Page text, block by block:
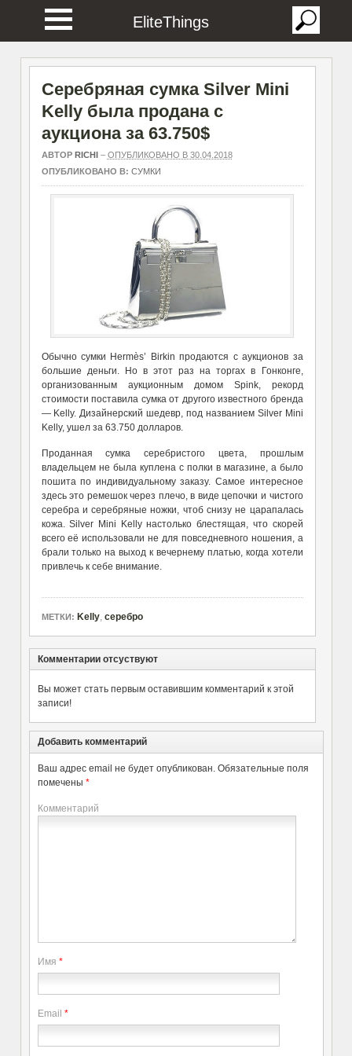
EliteThings
Серебряная сумка Silver Mini
Kelly была продана с
аукциона за 63.750$
АВТОР RICHI– ОПУБЛИКОВАНО В 30.04.2018
ОПУБЛИКОВАНО В: СУМКИ
Обычно сумки Hermès’ Birkin продаются с аукционов за
большие деньги. Но в этот раз на торгах в Гонконге,
организованным аукционным домом Spink, рекорд
стоимости поставила сумка от другого известного бренда
— Kelly. Дизайнерский шедевр, под названием Silver Mini
Kelly, ушел за 63.750 долларов.
Проданная сумка серебристого цвета, прошлым
владельцем не была куплена с полки в магазине, а было
пошита по индивидуальному заказу. Самое интересное
здесь это ремешок через плечо, в виде цепочки и чистого
серебра и серебряные ножки, чтоб снизу не царапалась
кожа. Silver Mini Kelly настолько блестящая, что скорей
всего её использовали не для повседневного ношения, а
брали только на выход к вечернему платью, когда хотели
привлечь к себе внимание.
МЕТКИ: Kelly, серебро
Комментарии отсуствуют
Вы может стать первым оставившим комментарий к этой
записи!
Добавить комментарий
Ваш адрес email не будет опубликован. Обязательные поля
помечены *
Комментарий
Имя *
Email *